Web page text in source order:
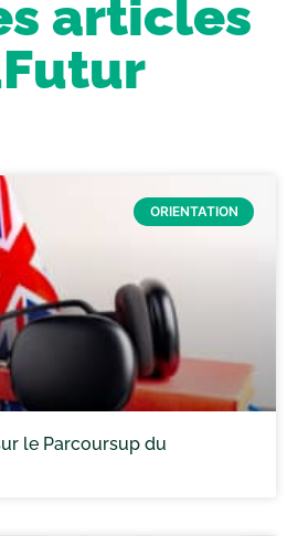
articles
ORIENTATION
le Parcoursup du